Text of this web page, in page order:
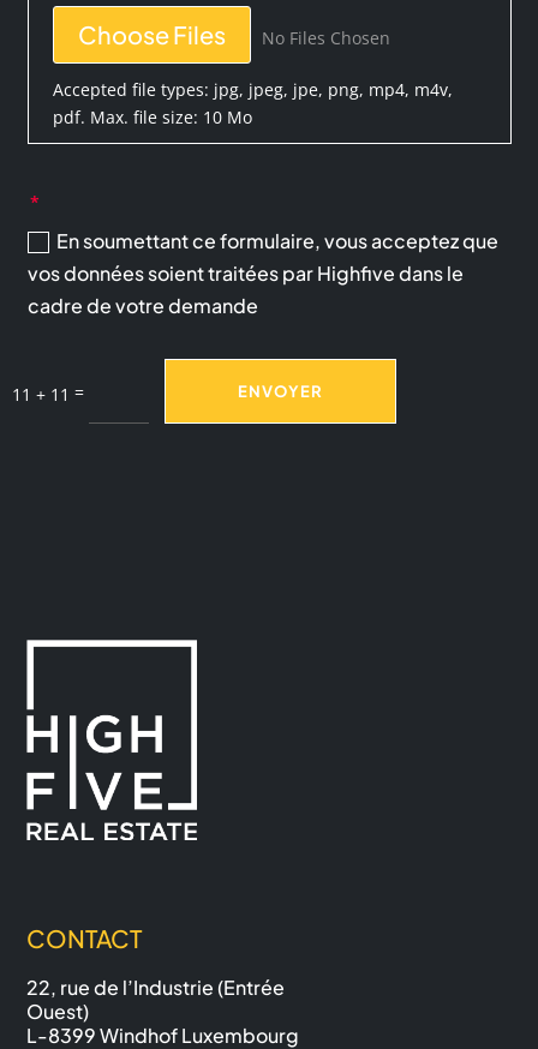
Choose Files No Files Chosen
Accepted file types: jpg, jpeg, jpe, png, mp4, m4v,
pdf. Max. file size: 10 Mo
En soumettant ce formulaire, vous acceptez que
vos données soient traitées par Highfive dans le
cadre de votre demande
11 + 11 = ENVOYER
CONTACT
22, rue de l’Industrie (Entrée
Ouest)
L-8399 Windhof Luxembourg